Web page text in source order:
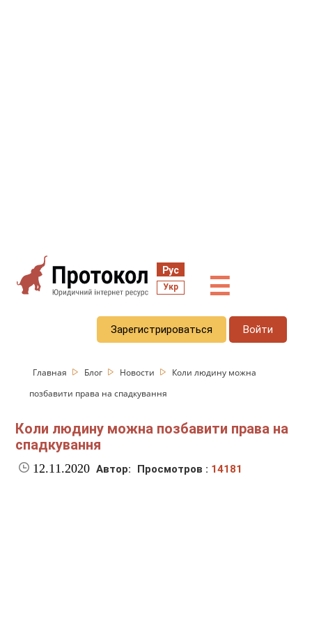
Рус
Укр ☰
Зарегистрироваться Войти
Главная Блог Новости
Коли людину можна
позбавити права на спадкування
Коли людину можна позбавити права на
спадкування
12.11.2020 Автор: Просмотров : 14181